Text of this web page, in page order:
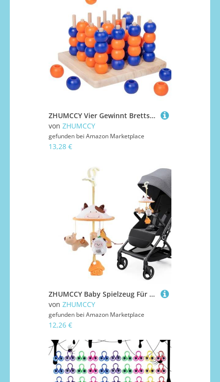
ZHUMCCY Vier Gewinnt Brettspiel, Tragbares 3D Holz Brettspiel Für Erwachsene Und Kinder, Pädagogisches Denkspiel Für Familie Schule Geburtstag
von ZHUMCCY
gefunden bei Amazon Marketplace
13,28 €
ZHUMCCY Baby Spielzeug Für Kinderwagen,Hängendes Spielzeug Mit Musikfunktion Für Autositze Kleinkinder - Bauernhof-Motiv In Schirmförmigem Design, Kinderwagen-Zubehör Für Unterwegs
von ZHUMCCY
gefunden bei Amazon Marketplace
12,26 €